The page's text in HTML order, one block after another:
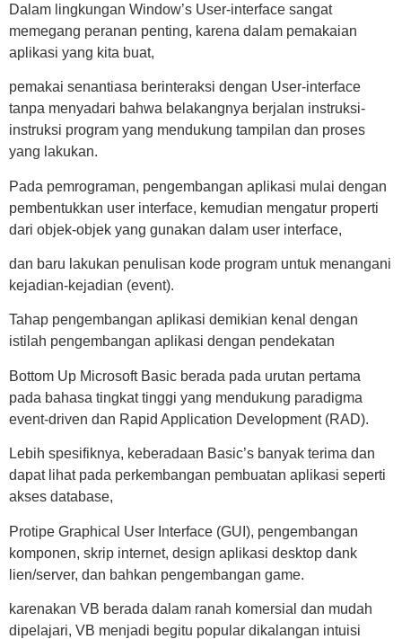
Dalam lingkungan Window’s User-interface sangat
memegang peranan penting, karena dalam pemakaian
aplikasi yang kita buat,
pemakai senantiasa berinteraksi dengan User-interface
tanpa menyadari bahwa belakangnya berjalan instruksi-
instruksi program yang mendukung tampilan dan proses
yang lakukan.
Pada pemrograman, pengembangan aplikasi mulai dengan
pembentukkan user interface, kemudian mengatur properti
dari objek-objek yang gunakan dalam user interface,
dan baru lakukan penulisan kode program untuk menangani
kejadian-kejadian (event).
Tahap pengembangan aplikasi demikian kenal dengan
istilah pengembangan aplikasi dengan pendekatan
Bottom Up Microsoft Basic berada pada urutan pertama
pada bahasa tingkat tinggi yang mendukung paradigma
event-driven dan Rapid Application Development (RAD).
Lebih spesifiknya, keberadaan Basic’s banyak terima dan
dapat lihat pada perkembangan pembuatan aplikasi seperti
akses database,
Protipe Graphical User Interface (GUI), pengembangan
komponen, skrip internet, design aplikasi desktop dank
lien/server, dan bahkan pengembangan game.
karenakan VB berada dalam ranah komersial dan mudah
dipelajari, VB menjadi begitu popular dikalangan intuisi